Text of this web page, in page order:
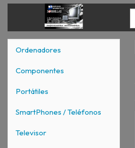
Ordenadores
Componentes
Portátiles
SmartPhones / Teléfonos
Televisor